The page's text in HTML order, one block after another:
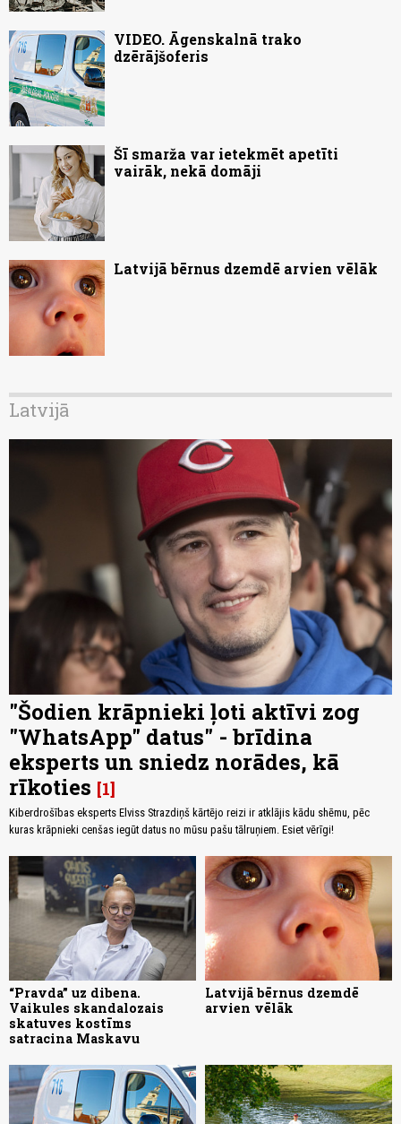
VIDEO. Āgenskalnā trako
dzērājšoferis
Šī smarža var ietekmēt apetīti
vairāk, nekā domāji
Latvijā bērnus dzemdē arvien vēlāk
Latvijā
"Šodien krāpnieki ļoti aktīvi zog
"WhatsApp" datus" - brīdina
eksperts un sniedz norādes, kā
rīkoties 1
Kiberdrošības eksperts Elviss Strazdiņš kārtējo reizi ir atklājis kādu shēmu, pēc
kuras krāpnieki cenšas iegūt datus no mūsu pašu tālruņiem. Esiet vērīgi!
“Pravda” uz dibena.
Vaikules skandalozais
skatuves kostīms
satracina Maskavu
Latvijā bērnus dzemdē
arvien vēlāk